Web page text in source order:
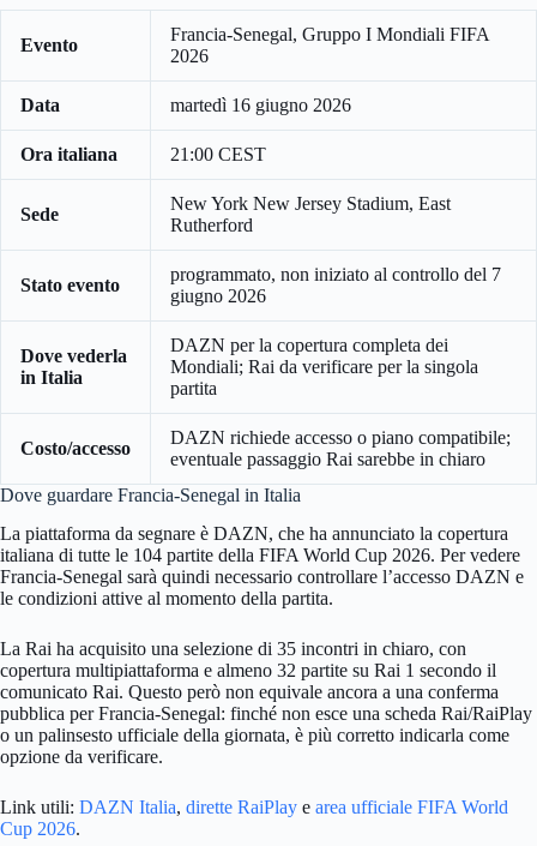
Evento
Francia-Senegal, Gruppo I Mondiali FIFA
2026
Data martedì 16 giugno 2026
Ora italiana 21:00 CEST
Sede
New York New Jersey Stadium, East
Rutherford
Stato evento
programmato, non iniziato al controllo del 7
giugno 2026
Dove vederla
in Italia
DAZN per la copertura completa dei
Mondiali; Rai da verificare per la singola
partita
Costo/accesso
DAZN richiede accesso o piano compatibile;
eventuale passaggio Rai sarebbe in chiaro
Dove guardare Francia-Senegal in Italia
La piattaforma da segnare è DAZN, che ha annunciato la copertura
italiana di tutte le 104 partite della FIFA World Cup 2026. Per vedere
Francia-Senegal sarà quindi necessario controllare l’accesso DAZN e
le condizioni attive al momento della partita.
La Rai ha acquisito una selezione di 35 incontri in chiaro, con
copertura multipiattaforma e almeno 32 partite su Rai 1 secondo il
comunicato Rai. Questo però non equivale ancora a una conferma
pubblica per Francia-Senegal: finché non esce una scheda Rai/RaiPlay
o un palinsesto ufficiale della giornata, è più corretto indicarla come
opzione da verificare.
Link utili: DAZN Italia, dirette RaiPlay e area ufficiale FIFA World
Cup 2026.